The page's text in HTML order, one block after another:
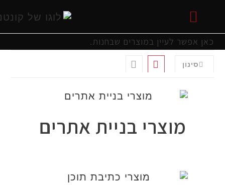
לעיין במוצרים שבחנות.
מוצרי בניית אתרים